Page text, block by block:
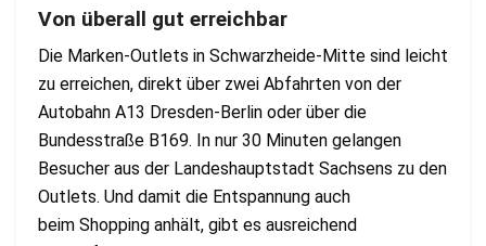
Von überall gut erreichbar
Die Marken-Outlets in Schwarzheide-Mitte sind leicht
zu erreichen, direkt über zwei Abfahrten von der
Autobahn A13 Dresden-Berlin oder über die
Bundesstraße B169. In nur 30 Minuten gelangen
Besucher aus der Landeshauptstadt Sachsens zu den
Outlets. Und damit die Entspannung auch
beim Shopping anhält, gibt es ausreichend